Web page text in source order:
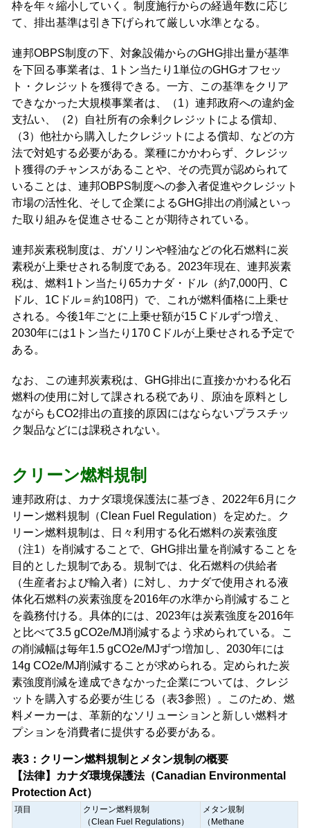
枠を年々縮小していく。制度施行からの経過年数に応じ
て、排出基準は引き下げられて厳しい水準となる。
連邦OBPS制度の下、対象設備からのGHG排出量が基準
を下回る事業者は、1トン当たり1単位のGHGオフセッ
ト・クレジットを獲得できる。一方、この基準をクリア
できなかった大規模事業者は、（1）連邦政府への違約金
支払い、（2）自社所有の余剰クレジットによる償却、
（3）他社から購入したクレジットによる償却、などの方
法で対処する必要がある。業種にかかわらず、クレジッ
ト獲得のチャンスがあることや、その売買が認められて
いることは、連邦OBPS制度への参入者促進やクレジット
市場の活性化、そして企業によるGHG排出の削減といっ
た取り組みを促進させることが期待されている。
連邦炭素税制度は、ガソリンや軽油などの化石燃料に炭
素税が上乗せされる制度である。2023年現在、連邦炭素
税は、燃料1トン当たり65カナダ・ドル（約7,000円、C
ドル、1Cドル＝約108円）で、これが燃料価格に上乗せ
される。今後1年ごとに上乗せ額が15 Cドルずつ増え、
2030年には1トン当たり170 Cドルが上乗せされる予定で
ある。
なお、この連邦炭素税は、GHG排出に直接かかわる化石
燃料の使用に対して課される税であり、原油を原料とし
ながらもCO2排出の直接的原因にはならないプラスチッ
ク製品などには課税されない。
クリーン燃料規制
連邦政府は、カナダ環境保護法に基づき、2022年6月にク
リーン燃料規制（Clean Fuel Regulation）を定めた。ク
リーン燃料規制は、日々利用する化石燃料の炭素強度
（注1）を削減することで、GHG排出量を削減することを
目的とした規制である。規制では、化石燃料の供給者
（生産者および輸入者）に対し、カナダで使用される液
体化石燃料の炭素強度を2016年の水準から削減すること
を義務付ける。具体的には、2023年は炭素強度を2016年
と比べて3.5 gCO2e/MJ削減するよう求められている。こ
の削減幅は毎年1.5 gCO2e/MJずつ増加し、2030年には
14g CO2e/MJ削減することが求められる。定められた炭
素強度削減を達成できなかった企業については、クレジ
ットを購入する必要が生じる（表3参照）。このため、燃
料メーカーは、革新的なソリューションと新しい燃料オ
プションを消費者に提供する必要がある。
表3：クリーン燃料規制とメタン規制の概要
【法律】カナダ環境保護法（Canadian Environmental
Protection Act）
項目
クリーン燃料規制
（Clean Fuel Regulations）
メタン規制
（Methane